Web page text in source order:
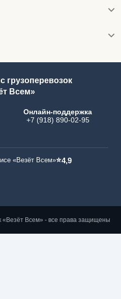
грузоперевозок
Всем»
Онлайн-поддержка
+7 (918) 890-02-95
«Везёт Всем»⭐4,9
«Везёт Всем» - все права защищены